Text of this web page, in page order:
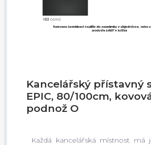
Kancelářský přístavný
EPIC, 80/100cm,
podnož O
Každá kancelářská místnost má